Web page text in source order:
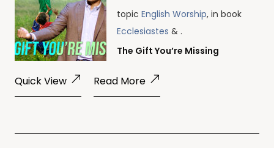
topic English Worship, in book
Ecclesiastes & .
The Gift You’re Missing
Quick View Read More